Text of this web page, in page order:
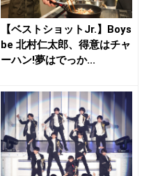
【ベストショットJr.】Boys
be 北村仁太郎、得意はチャ
ーハン!夢はでっか...